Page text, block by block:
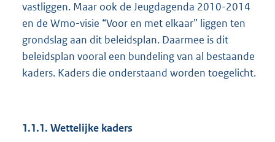
vastliggen. Maar ook de Jeugdagenda 2010-2014
en de Wmo-visie “Voor en met elkaar” liggen ten
grondslag aan dit beleidsplan. Daarmee is dit
beleidsplan vooral een bundeling van al bestaande
kaders. Kaders die onderstaand worden toegelicht.
1.1.1. Wettelijke kaders